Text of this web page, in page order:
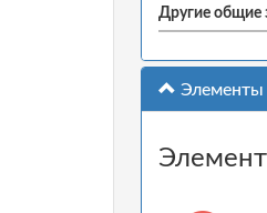
Другие общие
Элементы